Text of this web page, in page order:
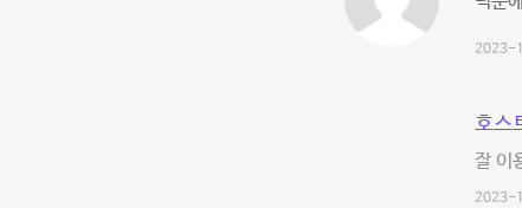
2023-
호스
잘 이
2023-